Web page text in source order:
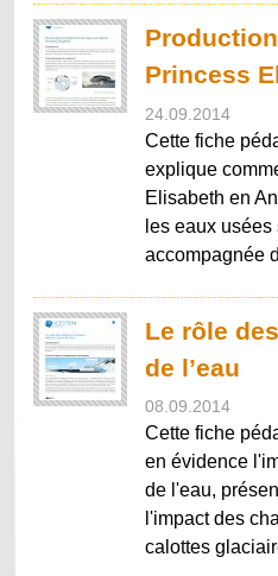
Princess
24.09.2014
Cette fiche
explique
Elisabeth en
les eaux usées
accompagnée
Le rôle
de l’eau
08.09.2014
Cette fiche
en évidence
de l'eau,
l'impact des
calottes